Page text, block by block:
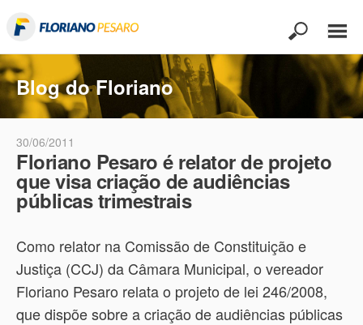
Blog do Floriano
30/06/2011
Floriano Pesaro é relator de projeto
que visa criação de audiências
públicas trimestrais
Como relator na Comissão de Constituição e
Justiça (CCJ) da Câmara Municipal, o vereador
Floriano Pesaro relata o projeto de lei 246/2008,
que dispõe sobre a criação de audiências públicas